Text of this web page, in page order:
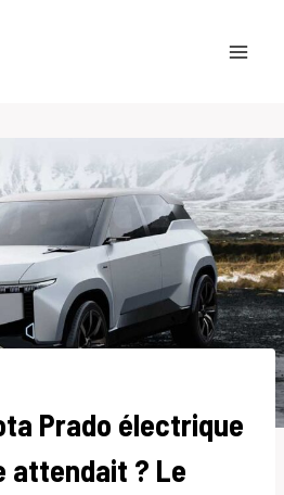
Prado électrique
attendait ? Le